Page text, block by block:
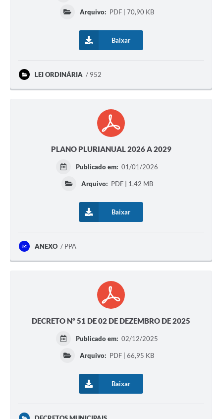
Arquivo: PDF | 70,90 KB
Baixar
LEI ORDINÁRIA 952
PLANO PLURIANUAL 2026 A 2029
Publicado em: 01/01/2026
Arquivo: PDF | 1,42 MB
Baixar
ANEXO PPA
DECRETO Nº 51 DE 02 DE DEZEMBRO DE 2025
Publicado em: 02/12/2025
Arquivo: PDF | 66,95 KB
Baixar